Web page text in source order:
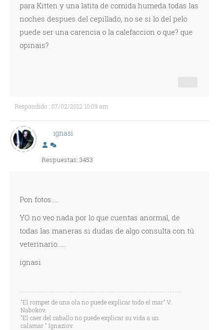
para Kitten y una latita de comida humeda todas las
noches despues del cepillado, no se si lo del pelo
puede ser una carencia o la calefaccion o que? que
opinais?
Respondido : 07/02/2012 10:09 am
ignasi
Respuestas: 3453
Pon fotos.....
YO no veo nada por lo que cuentas anormal, de
todas las maneras si dudas de algo consulta con tú
veterinario......
ignasi
"El romper de una ola no puede explicar todo el mar" V.
Nabokov.
"El caer del caballo no puede explicar su vida a un
calamar " Ignaziov.